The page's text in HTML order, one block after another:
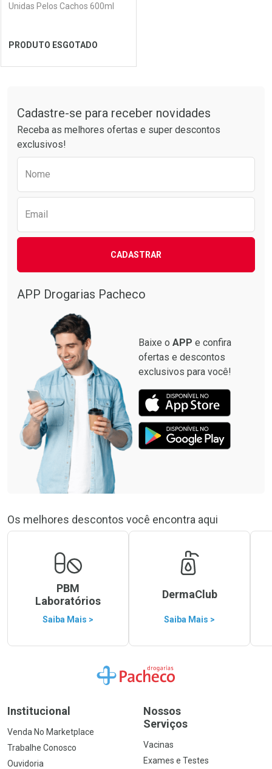
Unidas Pelos Cachos 600ml
PRODUTO ESGOTADO
Laboratório
Por Menos
Cadastre-se para receber novidades
Receba as melhores ofertas e super descontos
exclusivos!
Nome
Email
CADASTRAR
APP Drogarias Pacheco
Baixe o APP e confira
ofertas e descontos
exclusivos para você!
Os melhores descontos você encontra aqui
PBM
Laboratórios
Saiba Mais >
DermaClub
Saiba Mais >
Ir para a Home
Institucional
Venda No Marketplace
Trabalhe Conosco
Ouvidoria
Nossos
Serviços
Vacinas
Exames e Testes